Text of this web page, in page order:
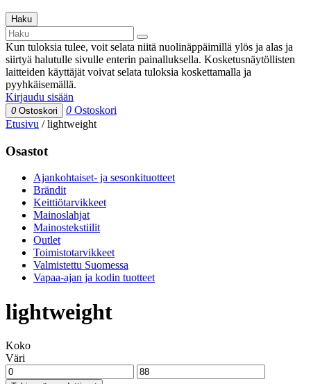
Haku
Kun tuloksia tulee, voit selata niitä nuolinäppäimillä ylös ja alas ja
siirtyä halutulle sivulle enterin painalluksella. Kosketusnäytöllisten
laitteiden käyttäjät voivat selata tuloksia koskettamalla ja
pyyhkäisemällä.
Kirjaudu sisään
0 Ostoskori 0 Ostoskori
Etusivu /lightweight
Osastot
Ajankohtaiset- ja sesonkituotteet
Brändit
Keittiötarvikkeet
Mainoslahjat
Mainostekstiilit
Outlet
Toimistotarvikkeet
Valmistettu Suomessa
Vapaa-ajan ja kodin tuotteet
lightweight
Koko
Väri